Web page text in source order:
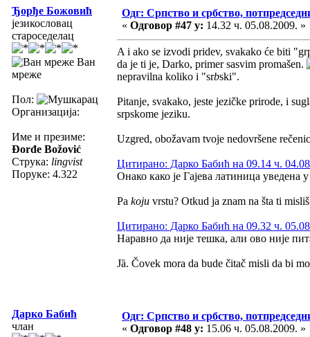
Ђорђе Божовић
језикословац
староседелац
Ван
мреже
Пол:
Организација:
Име и презиме:
Đorđe Božović
Струка: lingvist
Поруке: 4.322
Одг: Српство и србство,
« Одговор #47 у: 14.32 ч. 05.08.2009. »
A i ako se izvodi pridev, svakako će biti
da je ti je, Darko, primer sasvim promašen.
nepravilna koliko i "srbski".
Pitanje, svakako, jeste jezičke prirode, i
srpskome jeziku.
Uzgred, obožavam tvoje nedovršene
Цитирано: Дарко Бабић на 09.14 ч.
Онако како је Гајева латиница
Pa koju vrstu? Otkud ja znam na šta ti
Цитирано: Дарко Бабић на 09.32 ч.
Наравно да није тешка, али ово није
Jȁ. Čovek mora da bude čitač misli da bi
Дарко Бабић
члан
Одг: Српство и србство,
« Одговор #48 у: 15.06 ч. 05.08.2009. »